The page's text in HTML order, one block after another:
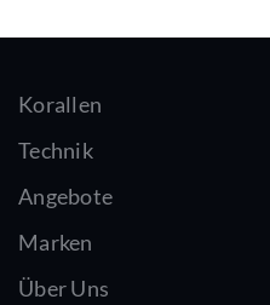
Korallen
Technik
Angebote
Marken
Über Uns